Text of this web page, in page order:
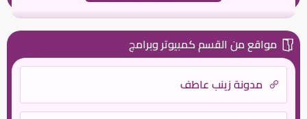
مواقع من القسم كمبيوتر وبرامج
مدونة زينب عاطف